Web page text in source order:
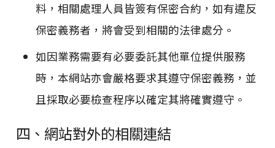
料，相關處理人員皆簽有保密合約，如有違反
保密義務者，將會受到相關的法律處分。
如因業務需要有必要委託其他單位提供服務
時，本網站亦會嚴格要求其遵守保密義務，並
且採取必要檢查程序以確定其將確實遵守。
四、網站對外的相關連結